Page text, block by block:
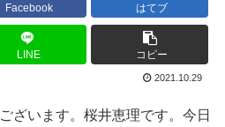
Facebook はてブ
LINE コピー
2021.10.29
ざいます。桜井恵理です。今日